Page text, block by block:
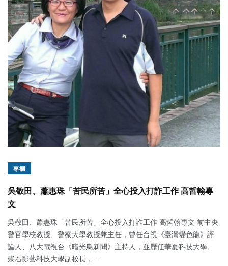
專欄
吳敬田、蕭惠珠「苦民所苦」全心投入打詐工作 高哲翰專
文
吳敬田、蕭惠珠「苦民所苦」全心投入打詐工作 高哲翰專文 前中央
警官學校教授、警察大學教授兼主任，曾任台視《臺灣變色龍》評
論人、八大電視台《暗光鳥新聞》主持人，並歷任華夏科技大學、
崇右影藝科技大學副校長，...